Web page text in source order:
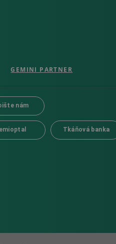
GEMINI PARTNER
nám
Tkáňová banka